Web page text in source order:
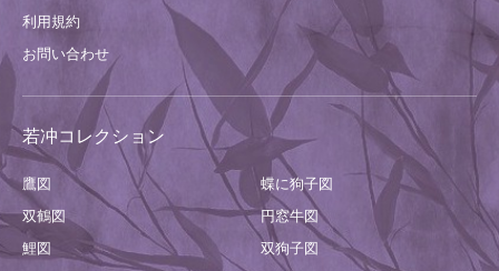
利用規約
お問い合わせ
若冲コレクション
鷹図
蝶に狗子図
双鶴図
円窓牛図
鯉図
双狗子図